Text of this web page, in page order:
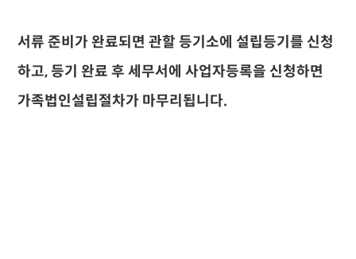
서류 준비가 완료되면 관할 등기소에 설립등기를 신청
하고, 등기 완료 후 세무서에 사업자등록을 신청하면
가족법인설립절차가 마무리됩니다.